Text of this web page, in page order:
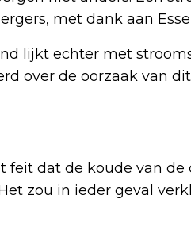
met dank aan
lijkt echter met
over de oorzaak van
feit dat de koude van
zou in ieder geval